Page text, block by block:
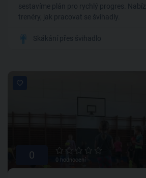
sestavíme plán pro rychlý progres.
trenéry, jak pracovat se švihadly.
Skákání přes švihadlo
0 0 hodnocení